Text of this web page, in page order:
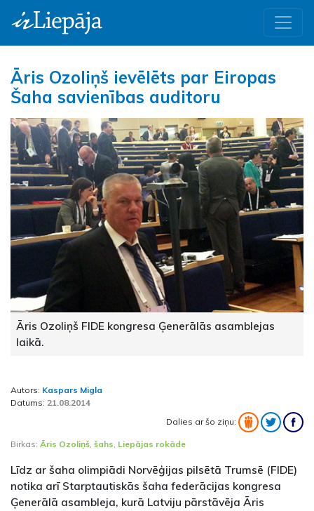
Āris Ozoliņš ievēlēts par Eiropas
Šaha savienības auditoru
Āris Ozoliņš FIDE kongresa Ģenerālās asamblejas
laikā.
Autors: Kaspars Migla
Datums: 21.08.2014
Dalies ar šo ziņu:
Birkas: Āris Ozoliņš, šahs, Liepājas rokāde
Līdz ar šaha olimpiādi Norvēģijas pilsētā Trumsē (FIDE)
notika arī Starptautiskās šaha federācijas kongresa
Ģenerālā asambleja, kurā Latviju pārstāvēja Āris